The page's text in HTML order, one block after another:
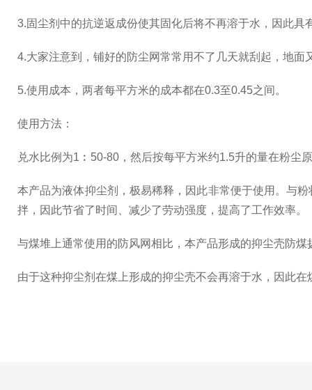
3.固尘剂中的抗逆返成份使其固化后将不再溶于水，因此
4.大家注意到，铺好的防尘网常常用不了几天就刮起，地
5.使用成本，两者每平方米的成本都在0.3至0.45之间。
使用方法：
兑水比例为1︰50-80，然后按每平方米约1.5升的量在粉尘
本产品为液体抑尘剂，极易稀释，因此非常便于使用。与
拌，因此节省了时间、减少了劳动强度，提高了工作效率。
与煤堆上通常使用的防风网相比，本产品形成的抑尘壳防
由于这种抑尘剂在煤上形成的抑尘壳不会再溶于水，因此